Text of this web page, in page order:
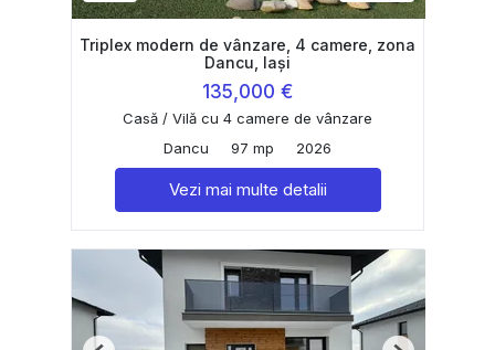
Triplex modern de vânzare, 4 camere, zona
Dancu, Iași
135,000 €
Casă / Vilă cu 4 camere de vânzare
Dancu
97 mp 2026
Vezi mai multe detalii